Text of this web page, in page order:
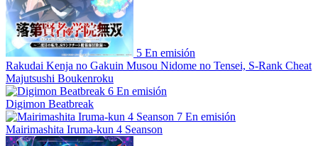
5 En emisión
Rakudai Kenja no Gakuin Musou Nidome no Tensei, S-Rank Cheat
Majutsushi Boukenroku
6 En emisión
Digimon Beatbreak
7 En emisión
Mairimashita Iruma-kun 4 Seanson